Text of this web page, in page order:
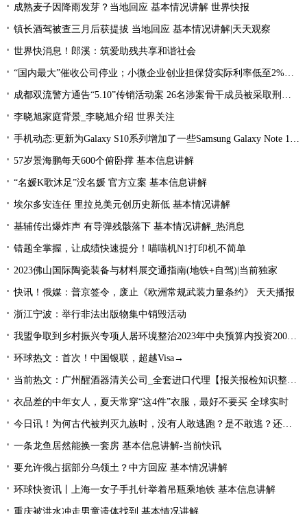
成熟麦子因降雨发芽？当地回应 基本情况讲解 世界快报
镇长酒驾被查三月后获提拔 当地回应 基本情况讲解|天天观察
世界快消息！郎溪：筑爱助残共享和谐社会
“国内最大”催收公司停业；小微企业创业担保贷实际利率低至2%左右；趣店、爱财注销小贷牌照丨21消费金融参考-当前看点
成都双流警方通告“5.10”传销活动案 26名涉案骨干成员被采取刑事强制措施 环球热文
李晓旭家庭背景_李晓旭介绍 世界关注
手机动态:更新为Galaxy S10系列增加了一些Samsung Galaxy Note 10功能|环球消息
57岁景海鹏每天600个俯卧撑 基本信息讲解
“名媛K歌沐足”没名媛 官方立案 基本信息讲解
埃尔多安连任 里拉兑美元创历史新低 基本情况讲解
基辅传出爆炸声 有导弹残骸落下 基本情况讲解_热消息
错题全掌握，让成绩快速提分！喵喵机N1打印机不简单
2023佛山国际陶瓷装备与材料展交通指南(地铁+自驾)|当前独家
快讯！俄媒：普京签令，废止《欧洲常规武装力量条约》 天天播报
浙江宁波：举行非法出版物集中销毁活动
我盟争取到乡村振兴专项人居环境整治2023年中央预算内投资2000万元
环球热文：首次！中国银联，超越Visa→
当前热文：广州醒酒器清关公司_全套进口代理【报关报检知识整理】
衣品差的中年女人，夏天常穿“这4件”衣服，最好不要买 全球实时
今日讯！为何古代被判灭九族时，没有人敢逃跑？是不敢逃？还是不能逃
一条龙鱼居然能换一套房 基本信息讲解-当前快讯
要允许俄占据部分乌领土？中方回应 基本情况讲解
环球快资讯丨上海一女子手扎针举着吊瓶乘地铁 基本信息讲解
重庆被洪水冲走男童遗体找到 基本情况讲解